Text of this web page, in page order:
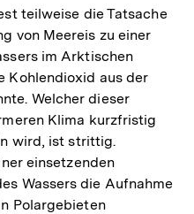
teilweise die Tatsache
von Meereis zu einer
im Arktischen
Kohlendioxid aus der
Welcher dieser
Klima kurzfristig
wird, ist strittig.
einsetzenden
Wassers die Aufnahme
Polargebieten